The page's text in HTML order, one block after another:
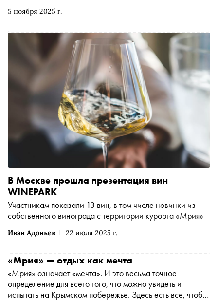
5 ноября 2025 г.
и развивать эти традиции, дополняя их современными
воздухом, удачным климатом и возможностью
бесконечного узнавания полуострова это даёт
наилучший результат
Иван Адоньев 22 июля 2025 г.
В Москве прошла презентация вин
WINEPARK
Участникам показали 13 вин, в том числе новинки из
собственного винограда с территории курорта «Мрия»
«Мрия» — отдых как мечта
«Мрия» означает «мечта». И это весьма точное
определение для всего того, что можно увидеть и
испытать на Крымском побережье. Здесь есть все, чтобы